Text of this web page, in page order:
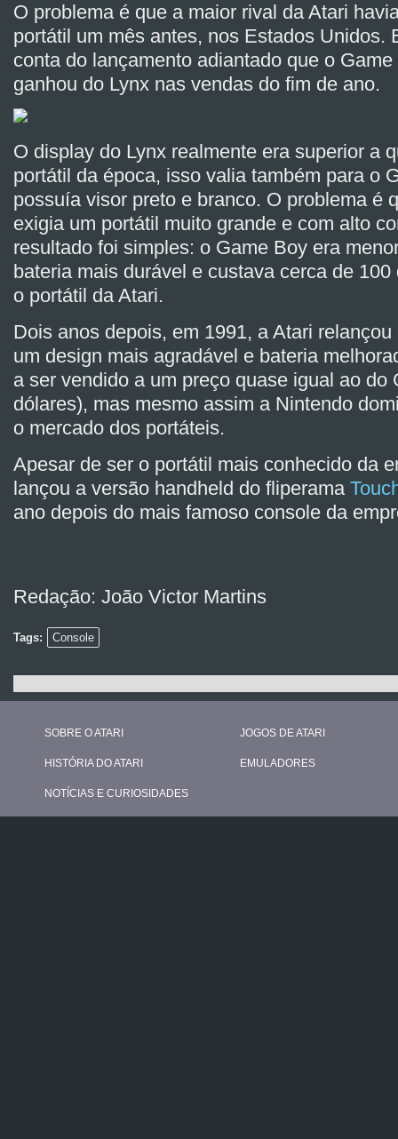
O problema é que a maior rival da Atari
portátil um mês antes, nos Estados Unidos.
conta do lançamento adiantado que o
ganhou do Lynx nas vendas do fim de ano.
O display do Lynx realmente era superior a
portátil da época, isso valia também para o
possuía visor preto e branco. O problema é
exigia um portátil muito grande e com alto
resultado foi simples: o Game Boy era
bateria mais durável e custava cerca de
o portátil da Atari.
Dois anos depois, em 1991, a Atari
um design mais agradável e bateria
a ser vendido a um preço quase igual ao do
dólares), mas mesmo assim a Nintendo
o mercado dos portáteis.
Apesar de ser o portátil mais conhecido da
lançou a versão handheld do fliperama
ano depois do mais famoso console da
Redação: João Victor Martins
Tags: Console
SOBRE O ATARI
HISTÓRIA DO ATARI
NOTÍCIAS E CURIOSIDADES
JOGOS DE ATARI
EMULADORES